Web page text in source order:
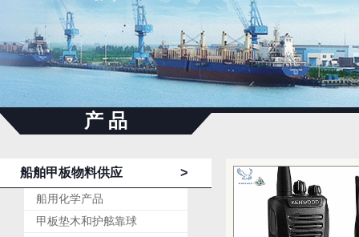
产 品
船舶甲板物料供应 >
船用化学产品
甲板垫木和护舷靠球